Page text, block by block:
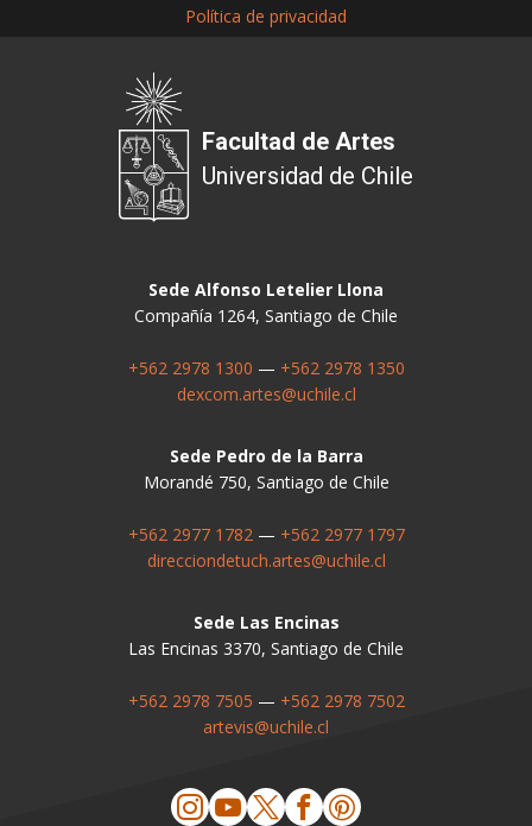
Política de privacidad
Facultad de Artes
Universidad de Chile
Sede Alfonso Letelier Llona
Compañía 1264, Santiago de Chile
+562 2978 1300 — +562 2978 1350
dexcom.artes@uchile.cl
Sede Pedro de la Barra
Morandé 750, Santiago de Chile
+562 2977 1782— +562 2977 1797
direcciondetuch.artes@uchile.cl
Sede Las Encinas
Las Encinas 3370, Santiago de Chile
+562 2978 7505 — +562 2978 7502
artevis@uchile.cl